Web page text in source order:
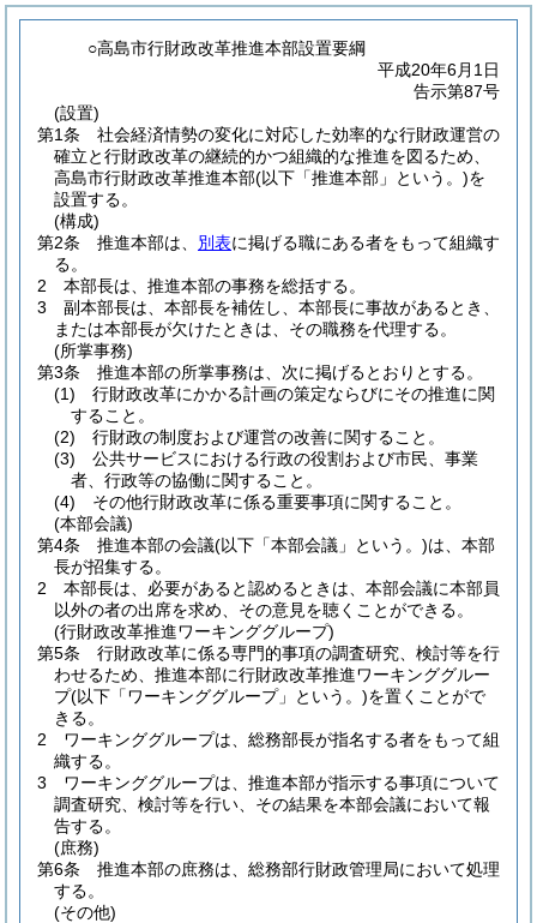
○高島市行財政改革推進本部設置要綱
平成20年6月1日
告示第87号
(設置)
第1条
社会経済情勢の変化に対応した効率的な行財政運営の
確立と行財政改革の継続的かつ組織的な推進を図るため、
高島市行財政改革推進本部(以下「推進本部」という。)を
設置する。
(構成)
第2条
推進本部は、 別表に掲げる職にある者をもって組織す
る。
2
本部長は、推進本部の事務を総括する。
3
副本部長は、本部長を補佐し、本部長に事故があるとき、
または本部長が欠けたときは、その職務を代理する。
(所掌事務)
第3条
推進本部の所掌事務は、次に掲げるとおりとする。
(1)
行財政改革にかかる計画の策定ならびにその推進に関
すること。
(2)
行財政の制度および運営の改善に関すること。
(3)
公共サービスにおける行政の役割および市民、事業
者、行政等の協働に関すること。
(4)
その他行財政改革に係る重要事項に関すること。
(本部会議)
第4条
推進本部の会議(以下「本部会議」という。)は、本部
長が招集する。
2
本部長は、必要があると認めるときは、本部会議に本部員
以外の者の出席を求め、その意見を聴くことができる。
(行財政改革推進ワーキンググループ)
第5条
行財政改革に係る専門的事項の調査研究、検討等を行
わせるため、推進本部に行財政改革推進ワーキンググルー
プ(以下「ワーキンググループ」という。)を置くことがで
きる。
2
ワーキンググループは、総務部長が指名する者をもって組
織する。
3
ワーキンググループは、推進本部が指示する事項について
調査研究、検討等を行い、その結果を本部会議において報
告する。
(庶務)
第6条
推進本部の庶務は、総務部行財政管理局において処理
する。
(その他)